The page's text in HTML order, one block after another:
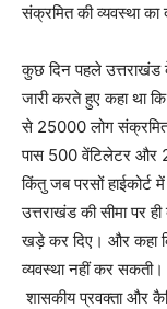
संक्रमित की व्यवस्था का
कुछ दिन पहले उत्तराखंड
जारी करते हुए कहा था
से 25000 लोग
पास 500 वेंटिलेटर और
किंतु जब परसों हाईकोर्ट
उत्तराखंड की सीमा पर
खड़े कर दिए। और कहा
व्यवस्था नहीं कर सकती।
शासकीय प्रवक्ता और